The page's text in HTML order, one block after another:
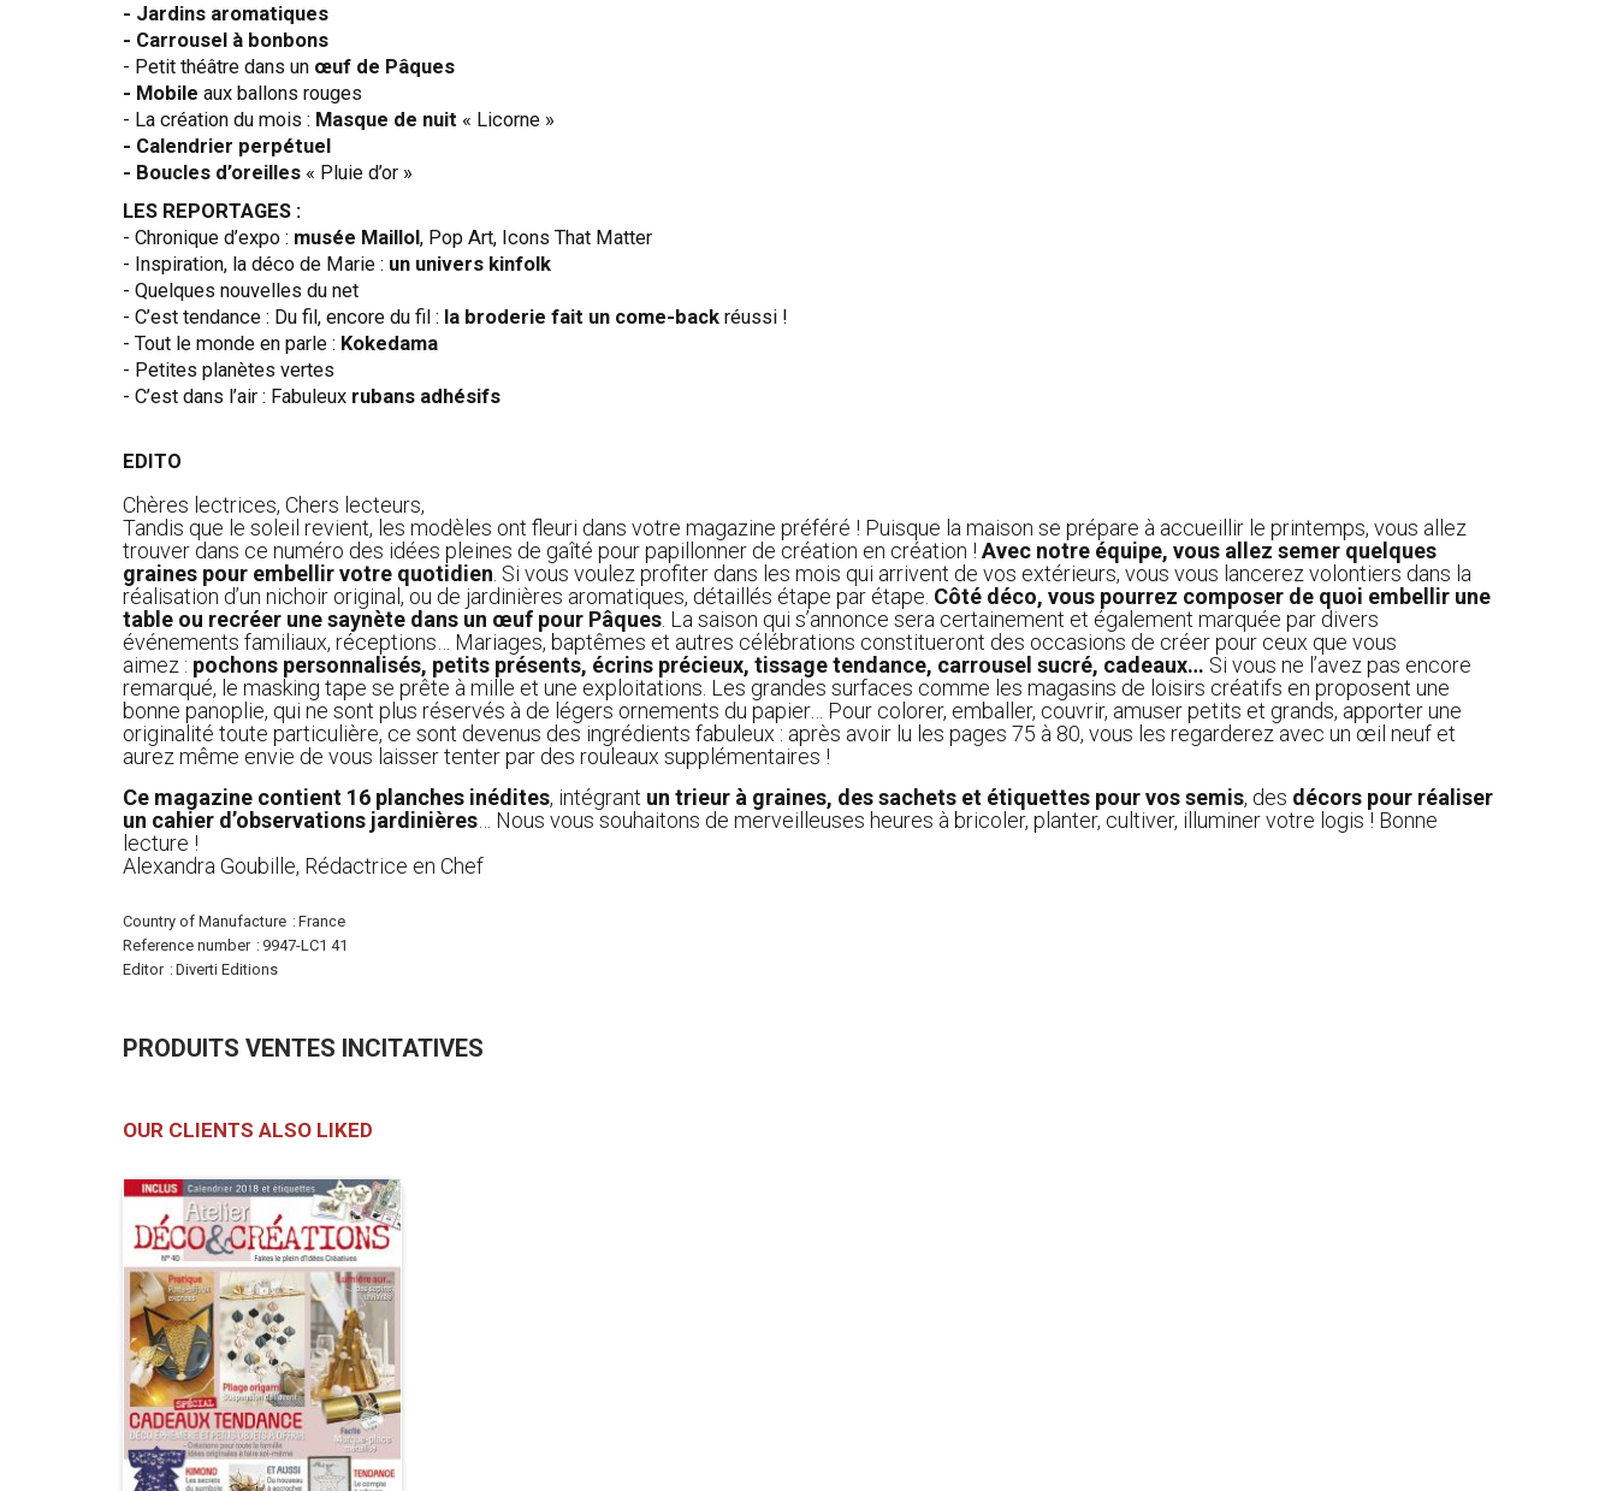
- Jardins aromatiques
- Carrousel à bonbons
- Petit théâtre dans un œuf de Pâques
- Mobile aux ballons rouges
- La création du mois : Masque de nuit « Licorne »
- Calendrier perpétuel
- Boucles d’oreilles « Pluie d’or »
LES REPORTAGES :
- Chronique d’expo : musée Maillol, Pop Art, Icons That Matter
- Inspiration, la déco de Marie : un univers kinfolk
- Quelques nouvelles du net
- C’est tendance : Du fil, encore du fil : la broderie fait un come-back réussi !
- Tout le monde en parle : Kokedama
- Petites planètes vertes
- C’est dans l’air : Fabuleux rubans adhésifs
EDITO
Chères lectrices, Chers lecteurs,
Tandis que le soleil revient, les modèles ont fleuri dans votre magazine préféré ! Puisque la maison se prépare à accueillir le printemps, vous allez
trouver dans ce numéro des idées pleines de gaîté pour papillonner de création en création ! Avec notre équipe, vous allez semer quelques
graines pour embellir votre quotidien . Si vous voulez profiter dans les mois qui arrivent de vos extérieurs, vous vous lancerez volontiers dans la
réalisation d’un nichoir original, ou de jardinières aromatiques, détaillés étape par étape. Côté déco, vous pourrez composer de quoi embellir une
table ou recréer une saynète dans un œuf pour Pâques . La saison qui s’annonce sera certainement et également marquée par divers
événements familiaux, réceptions… Mariages, baptêmes et autres célébrations constitueront des occasions de créer pour ceux que vous
aimez : pochons personnalisés, petits présents, écrins précieux, tissage tendance, carrousel sucré, cadeaux… Si vous ne l’avez pas encore
remarqué, le masking tape se prête à mille et une exploitations. Les grandes surfaces comme les magasins de loisirs créatifs en proposent une
bonne panoplie, qui ne sont plus réservés à de légers ornements du papier… Pour colorer, emballer, couvrir, amuser petits et grands, apporter une
originalité toute particulière, ce sont devenus des ingrédients fabuleux : après avoir lu les pages 75 à 80, vous les regarderez avec un œil neuf et
aurez même envie de vous laisser tenter par des rouleaux supplémentaires !
Ce magazine contient 16 planches inédites, intégrant un trieur à graines, des sachets et étiquettes pour vos semis, des décors pour réaliser
un cahier d’observations jardinières … Nous vous souhaitons de merveilleuses heures à bricoler, planter, cultiver, illuminer votre logis ! Bonne
lecture !
Alexandra Goubille, Rédactrice en Chef
More
Information
Country of Manufacture
France
Reference number
9947-LC1 41
Editor
Diverti Editions
PRODUITS VENTES INCITATIVES
OUR CLIENTS ALSO LIKED